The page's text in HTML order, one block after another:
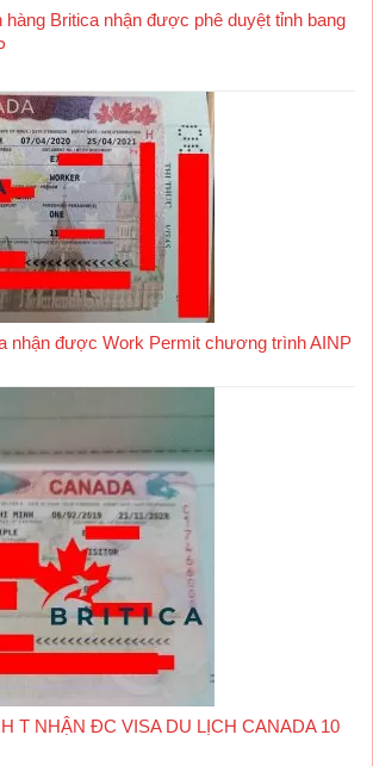
Britica nhận được phê duyệt tỉnh bang
nhận được Work Permit chương trình AINP
T NHẬN ĐC VISA DU LỊCH CANADA 10